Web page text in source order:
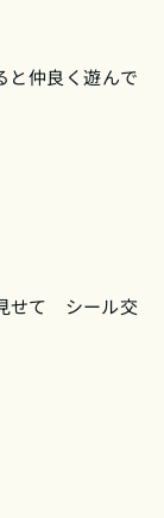
と仲良く遊んで
せて シール交